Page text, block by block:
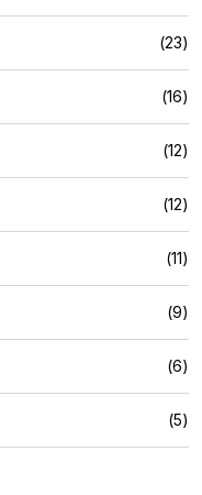
(23)
(16)
(12)
(12)
(11)
(9)
(6)
(5)